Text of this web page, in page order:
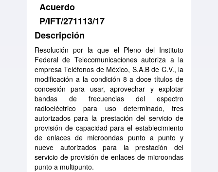
Acuerdo
P/IFT/271113/17
Descripción
Resolución por la que el Pleno del Instituto
Federal de Telecomunicaciones autoriza a la
empresa Teléfonos de México, S.A.B de C.V., la
modificación a la condición 8 a doce títulos de
concesión para usar, aprovechar y explotar
bandas de frecuencias del espectro
radioeléctrico para uso determinado, tres
autorizados para la prestación del servicio de
provisión de capacidad para el establecimiento
de enlaces de microondas punto a punto y
nueve autorizados para la prestación del
servicio de provisión de enlaces de microondas
punto a multipunto.